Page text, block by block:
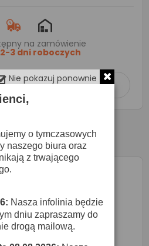
na zamówienie
2-3 dni roboczych
do koszyka
Nie pokazuj ponownie
o tymczasowych
naszego biura oraz
z trwającego
Nasza infolinia będzie
dniu zapraszamy do
drogą mailową.